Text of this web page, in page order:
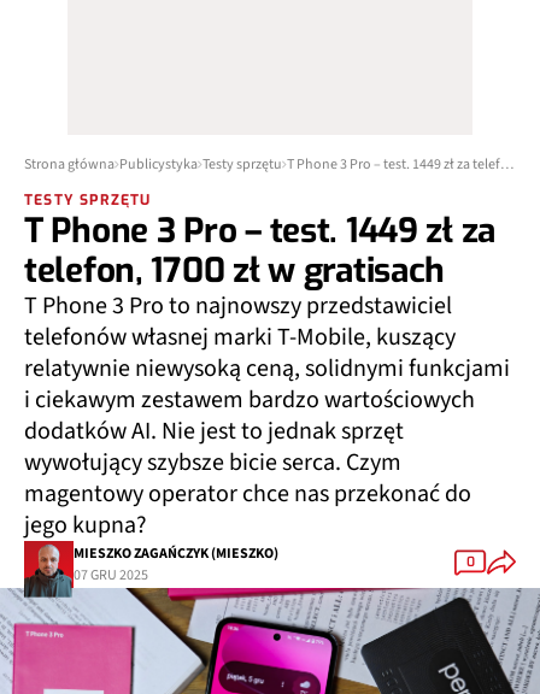
Strona główna Publicystyka Testy sprzętu T Phone 3 Pro – test. 1449 zł za telefon, 1700 zł w gratisach
TESTY SPRZĘTU
T Phone 3 Pro – test. 1449 zł za
telefon, 1700 zł w gratisach
T Phone 3 Pro to najnowszy przedstawiciel
telefonów własnej marki T-Mobile, kuszący
relatywnie niewysoką ceną, solidnymi funkcjami
i ciekawym zestawem bardzo wartościowych
dodatków AI. Nie jest to jednak sprzęt
wywołujący szybsze bicie serca. Czym
magentowy operator chce nas przekonać do
jego kupna?
MIESZKO ZAGAŃCZYK (MIESZKO)
07 GRU 2025
0